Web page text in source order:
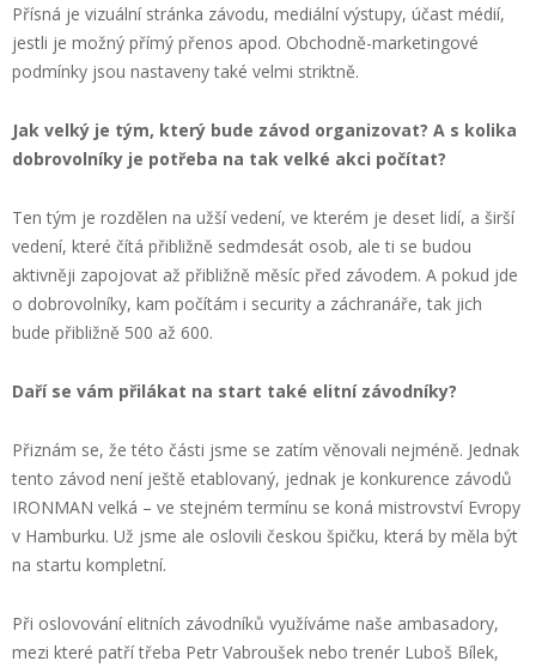
Přísná je vizuální stránka závodu, mediální výstupy, účast médií,
jestli je možný přímý přenos apod. Obchodně-marketingové
podmínky jsou nastaveny také velmi striktně.
Jak velký je tým, který bude závod organizovat? A s kolika
dobrovolníky je potřeba na tak velké akci počítat?
Ten tým je rozdělen na užší vedení, ve kterém je deset lidí, a širší
vedení, které čítá přibližně sedmdesát osob, ale ti se budou
aktivněji zapojovat až přibližně měsíc před závodem. A pokud jde
o dobrovolníky, kam počítám i security a záchranáře, tak jich
bude přibližně 500 až 600.
Daří se vám přilákat na start také elitní závodníky?
Přiznám se, že této části jsme se zatím věnovali nejméně. Jednak
tento závod není ještě etablovaný, jednak je konkurence závodů
IRONMAN velká – ve stejném termínu se koná mistrovství Evropy
v Hamburku. Už jsme ale oslovili českou špičku, která by měla být
na startu kompletní.
Při oslovování elitních závodníků využíváme naše ambasadory,
mezi které patří třeba Petr Vabroušek nebo trenér Luboš Bílek,